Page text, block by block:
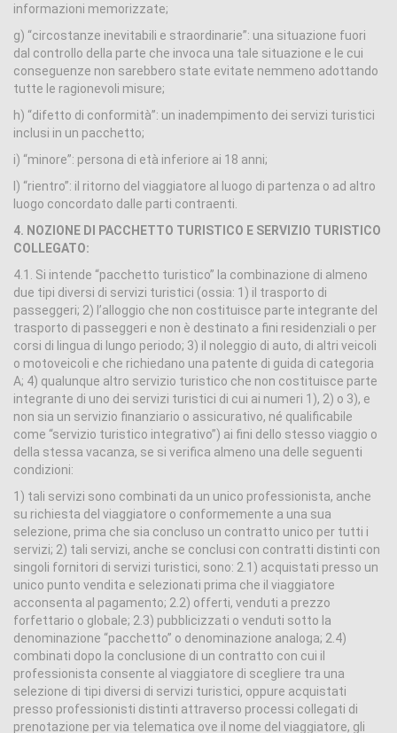
informazioni memorizzate;
g) “circostanze inevitabili e straordinarie”: una situazione fuori
dal controllo della parte che invoca una tale situazione e le cui
conseguenze non sarebbero state evitate nemmeno adottando
tutte le ragionevoli misure;
h) “difetto di conformità”: un inadempimento dei servizi turistici
inclusi in un pacchetto;
i) “minore”: persona di età inferiore ai 18 anni;
l) “rientro”: il ritorno del viaggiatore al luogo di partenza o ad altro
luogo concordato dalle parti contraenti.
4. NOZIONE DI PACCHETTO TURISTICO E SERVIZIO TURISTICO
COLLEGATO:
4.1. Si intende “pacchetto turistico” la combinazione di almeno
due tipi diversi di servizi turistici (ossia: 1) il trasporto di
passeggeri; 2) l’alloggio che non costituisce parte integrante del
trasporto di passeggeri e non è destinato a fini residenziali o per
corsi di lingua di lungo periodo; 3) il noleggio di auto, di altri veicoli
o motoveicoli e che richiedano una patente di guida di categoria
A; 4) qualunque altro servizio turistico che non costituisce parte
integrante di uno dei servizi turistici di cui ai numeri 1), 2) o 3), e
non sia un servizio finanziario o assicurativo, né qualificabile
come “servizio turistico integrativo”) ai fini dello stesso viaggio o
della stessa vacanza, se si verifica almeno una delle seguenti
condizioni:
1) tali servizi sono combinati da un unico professionista, anche
su richiesta del viaggiatore o conformemente a una sua
selezione, prima che sia concluso un contratto unico per tutti i
servizi; 2) tali servizi, anche se conclusi con contratti distinti con
singoli fornitori di servizi turistici, sono: 2.1) acquistati presso un
unico punto vendita e selezionati prima che il viaggiatore
acconsenta al pagamento; 2.2) offerti, venduti a prezzo
forfettario o globale; 2.3) pubblicizzati o venduti sotto la
denominazione “pacchetto” o denominazione analoga; 2.4)
combinati dopo la conclusione di un contratto con cui il
professionista consente al viaggiatore di scegliere tra una
selezione di tipi diversi di servizi turistici, oppure acquistati
presso professionisti distinti attraverso processi collegati di
prenotazione per via telematica ove il nome del viaggiatore, gli